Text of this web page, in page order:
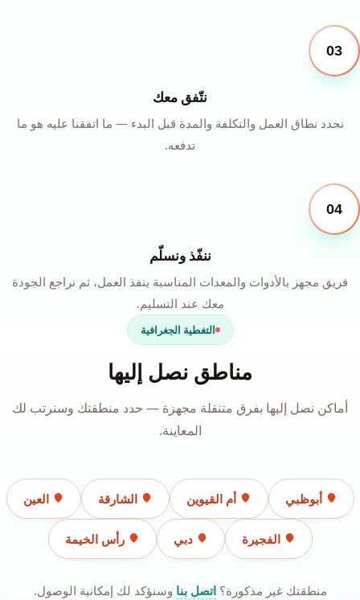
03
نتّفق معك
نحدد نطاق العمل والتكلفة والمدة قبل البدء — ما اتفقنا عليه هو ما
تدفعه.
04
ننفّذ ونسلّم
فريق مجهز بالأدوات والمعدات المناسبة ينفذ العمل، ثم نراجع الجودة
معك عند التسليم.
التغطية الجغرافية
مناطق نصل إليها
أماكن نصل إليها بفرق متنقلة مجهزة — حدد منطقتك وسنرتب لك
المعاينة.
أبوظبي أم القيوين الشارقة العين
الفجيرة دبي رأس الخيمة
منطقتك غير مذكورة؟اتصل بنا وسنؤكد لك إمكانية الوصول.